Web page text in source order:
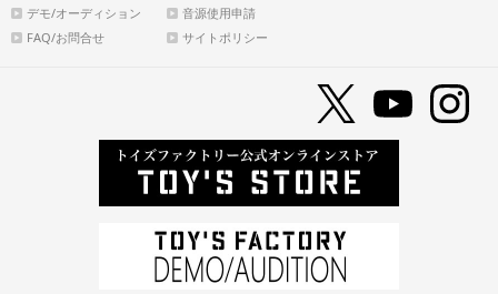
デモ/オーディション
音源使用申請
FAQ/お問合せ
サイトポリシー